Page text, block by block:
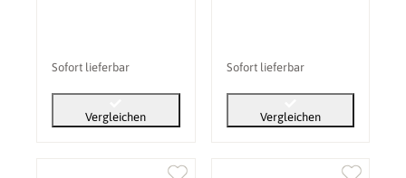
Sofort lieferbar
Vergleichen
Sofort lieferbar
Vergleichen